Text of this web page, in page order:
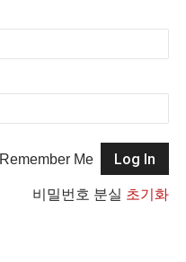
Remember Me
비밀번호 분실 초기화